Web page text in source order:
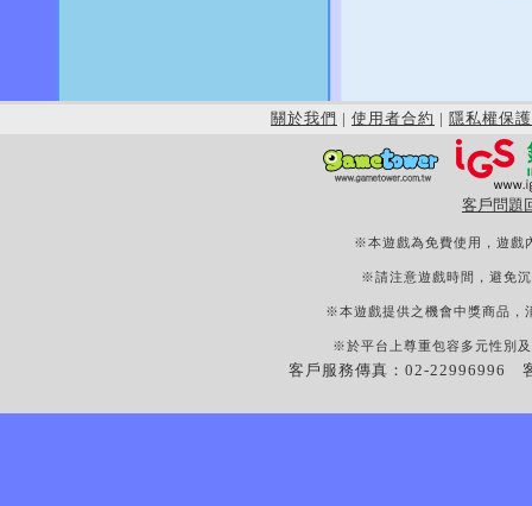
關於我們 | 使用者合約 | 隱私權保護
客戶問題
※本遊戲為免費使用，遊戲
※請注意遊戲時間，避免
※本遊戲提供之機會中獎商品，
※於平台上尊重包容多元性別
客戶服務傳真：02-22996996